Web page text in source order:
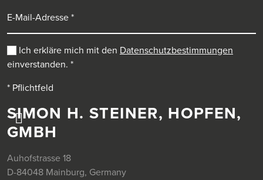
SIMON H. STEINER, HOPFEN,
GMBH
Auhofstrasse 18
D-84048 Mainburg, Germany
Ich erkläre mich mit den Datenschutzbestimmungen
einverstanden. *
* Pflichtfeld